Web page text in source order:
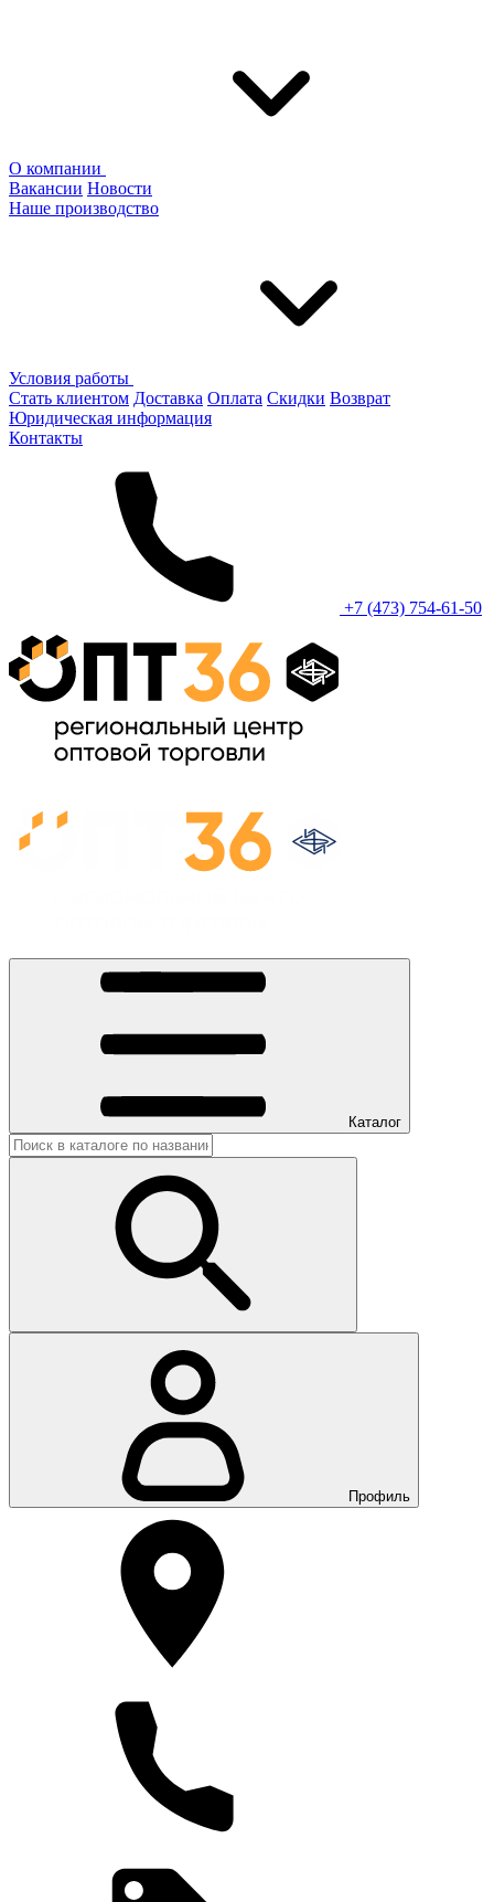
О компании
Вакансии Новости
Наше производство
Условия работы
Стать клиентом Доставка Оплата Скидки Возврат
Юридическая информация
Контакты
+7 (473) 754-61-50
Каталог
Профиль